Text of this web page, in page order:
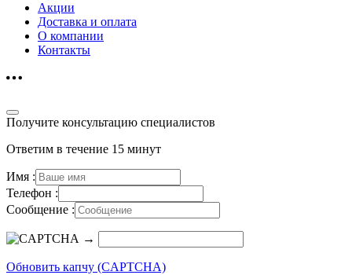
Акции
Доставка и оплата
О компании
Контакты
Получите консультацию специалистов
Ответим в течение 15 минут
Имя :
Телефон :
Сообщение :
→
Обновить капчу (CAPTCHA)